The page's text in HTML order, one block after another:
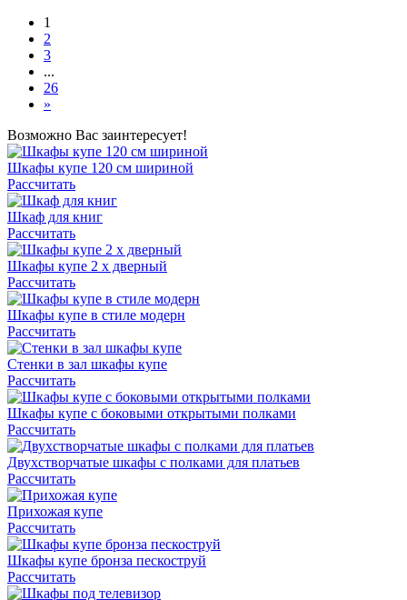
1
2
3
...
26
»
Возможно Вас заинтересует!
Шкафы купе 120 см шириной
Рассчитать
Шкаф для книг
Рассчитать
Шкафы купе 2 х дверный
Рассчитать
Шкафы купе в стиле модерн
Рассчитать
Стенки в зал шкафы купе
Рассчитать
Шкафы купе с боковыми открытыми полками
Рассчитать
Двухстворчатые шкафы с полками для платьев
Рассчитать
Прихожая купе
Рассчитать
Шкафы купе бронза пескоструй
Рассчитать